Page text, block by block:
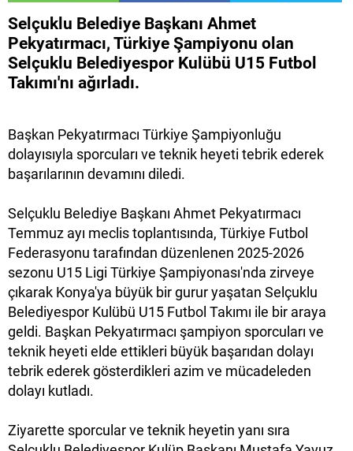
Selçuklu Belediye Başkanı Ahmet
Pekyatırmacı, Türkiye Şampiyonu olan
Selçuklu Belediyespor Kulübü U15 Futbol
Takımı'nı ağırladı.
Başkan Pekyatırmacı Türkiye Şampiyonluğu
dolayısıyla sporcuları ve teknik heyeti tebrik ederek
başarılarının devamını diledi.
Selçuklu Belediye Başkanı Ahmet Pekyatırmacı
Temmuz ayı meclis toplantısında, Türkiye Futbol
Federasyonu tarafından düzenlenen 2025-2026
sezonu U15 Ligi Türkiye Şampiyonası'nda zirveye
çıkarak Konya'ya büyük bir gurur yaşatan Selçuklu
Belediyespor Kulübü U15 Futbol Takımı ile bir araya
geldi. Başkan Pekyatırmacı şampiyon sporcuları ve
teknik heyeti elde ettikleri büyük başarıdan dolayı
tebrik ederek gösterdikleri azim ve mücadeleden
dolayı kutladı.
Ziyarette sporcular ve teknik heyetin yanı sıra